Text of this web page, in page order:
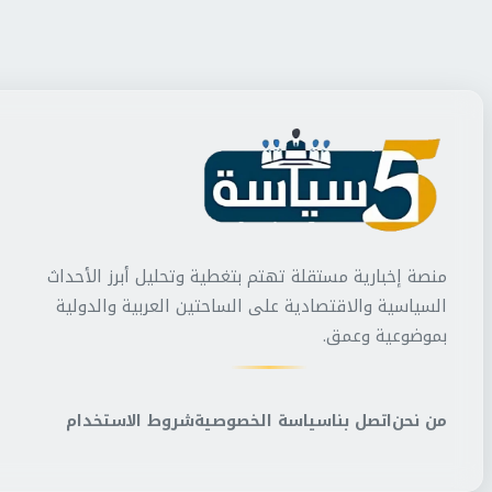
منصة إخبارية مستقلة تهتم بتغطية وتحليل أبرز الأحداث
السياسية والاقتصادية على الساحتين العربية والدولية
بموضوعية وعمق.
من نحناتصل بناسياسة الخصوصيةشروط الاستخدام